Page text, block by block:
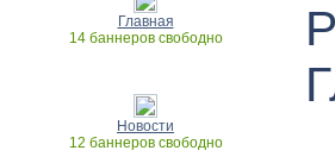
Главная
14 баннеров свободно
Новости
12 баннеров свободно